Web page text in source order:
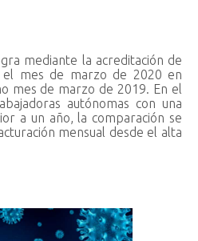
mediante la acreditación de
el mes de marzo de 2020 en
mes de marzo de 2019. En el
autónomas con una
a un año, la comparación se
mensual desde el alta